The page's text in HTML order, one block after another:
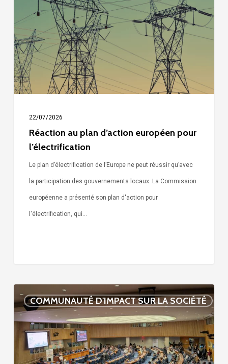
d’action
européen
pour
l’électrification
22/07/2026
Réaction au plan d’action européen pour
l’électrification
Le plan d’électrification de l’Europe ne peut réussir qu’avec
la participation des gouvernements locaux. La Commission
européenne a présenté son plan d'action pour
l'électrification, qui…
COMMUNAUTÉ D'IMPACT SUR LA SOCIÉTÉ
L’avenir
des
ODD
est